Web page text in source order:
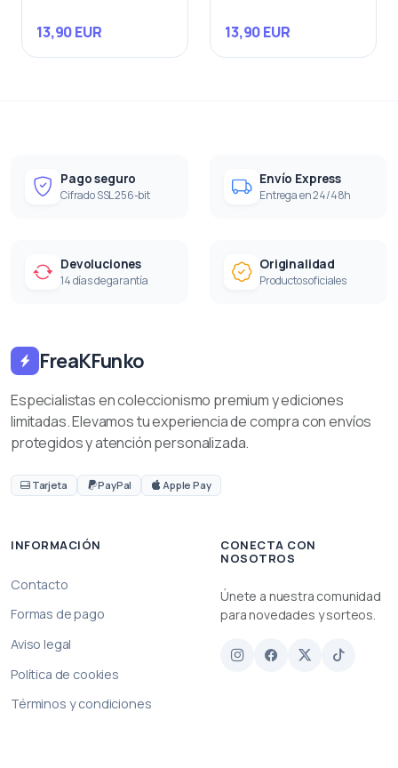
13,90 EUR 13,90 EUR
Pago seguro
Cifrado SSL 256-bit
Envío Express
Entrega en 24/48h
Devoluciones
14 días de garantía
Originalidad
Productos oficiales
FreaKFunko
Especialistas en coleccionismo premium y ediciones
limitadas. Elevamos tu experiencia de compra con envíos
protegidos y atención personalizada.
Tarjeta PayPal Apple Pay
INFORMACIÓN
Contacto
Formas de pago
Aviso legal
Política de cookies
Términos y condiciones
CONECTA CON
NOSOTROS
Únete a nuestra comunidad
para novedades y sorteos.